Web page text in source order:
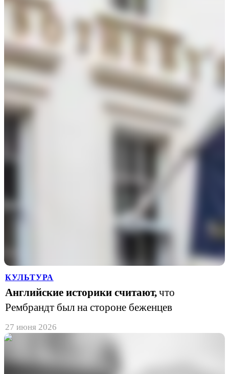
КУЛЬТУРА
Английские историки считают,что
Рембрандт был на стороне беженцев
27 июня 2026